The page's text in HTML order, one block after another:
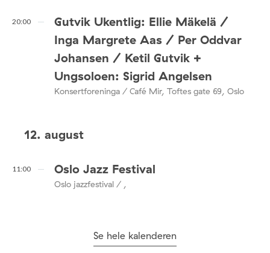
20:00
Gutvik Ukentlig: Ellie Mäkelä /
Inga Margrete Aas / Per Oddvar
Johansen / Ketil Gutvik +
Ungsoloen: Sigrid Angelsen
Konsertforeninga / Café Mir, Toftes gate 69, Oslo
12. august
11:00 Oslo Jazz Festival
Oslo jazzfestival / ,
Se hele kalenderen